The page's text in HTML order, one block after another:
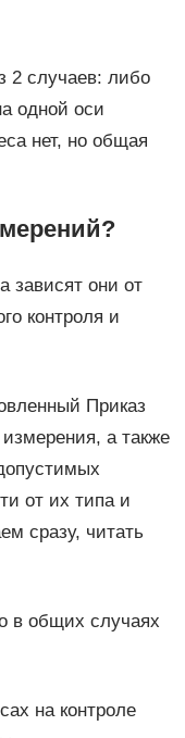
случаев: либо
одной оси
нет, но общая
зависят они от
контроля и
Приказ
а также
от их типа и
сразу, читать
в общих случаях
на контроле